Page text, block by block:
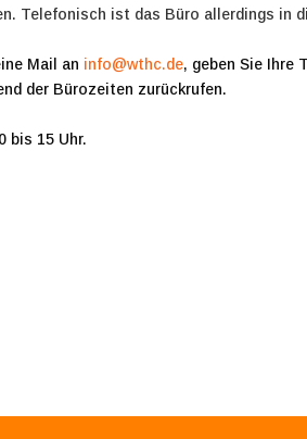
Telefonisch ist das Büro allerdings in
Mail an info@wthc.de, geben Sie Ihre
der Bürozeiten zurückrufen.
bis 15 Uhr.